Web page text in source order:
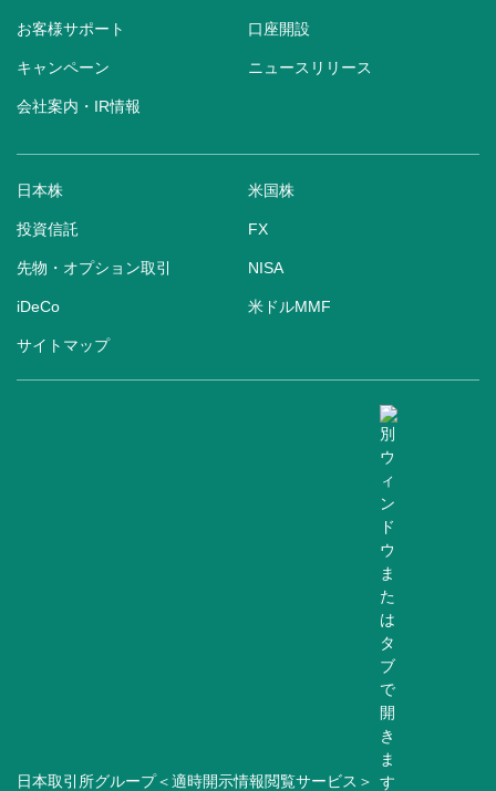
お客様サポート 口座開設
キャンペーン ニュースリリース
会社案内・IR情報
日本株 米国株
投資信託 FX
先物・オプション取引 NISA
iDeCo 米ドルMMF
サイトマップ
日本取引所グループ＜適時開示情報閲覧サービス＞